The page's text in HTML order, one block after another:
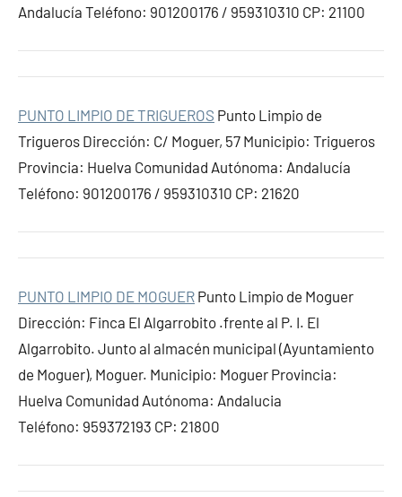
Andalucía Teléfono: 901200176 / 959310310 CP: 21100
PUNTO LIMPIO DE TRIGUEROS Punto Limpio de
Trigueros Dirección: C/ Moguer, 57 Municipio: Trigueros
Provincia: Huelva Comunidad Autónoma: Andalucía
Teléfono: 901200176 / 959310310 CP: 21620
PUNTO LIMPIO DE MOGUER Punto Limpio de Moguer
Dirección: Finca El Algarrobito .frente al P. I. El
Algarrobito. Junto al almacén municipal (Ayuntamiento
de Moguer), Moguer. Municipio: Moguer Provincia:
Huelva Comunidad Autónoma: Andalucia
Teléfono: 959372193 CP: 21800